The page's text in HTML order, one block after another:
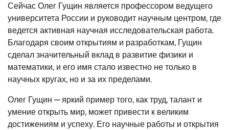
Сейчас Олег Гущин является профессором ведущего
университета России и руководит научным центром, где
ведется активная научная исследовательская работа.
Благодаря своим открытиям и разработкам, Гущин
сделал значительный вклад в развитие физики и
математики, и его имя стало известно не только в
научных кругах, но и за их пределами.
Олег Гущин — яркий пример того, как труд, талант и
умение открыть мир, может привести к великим
достижениям и успеху. Его научные работы и открытия